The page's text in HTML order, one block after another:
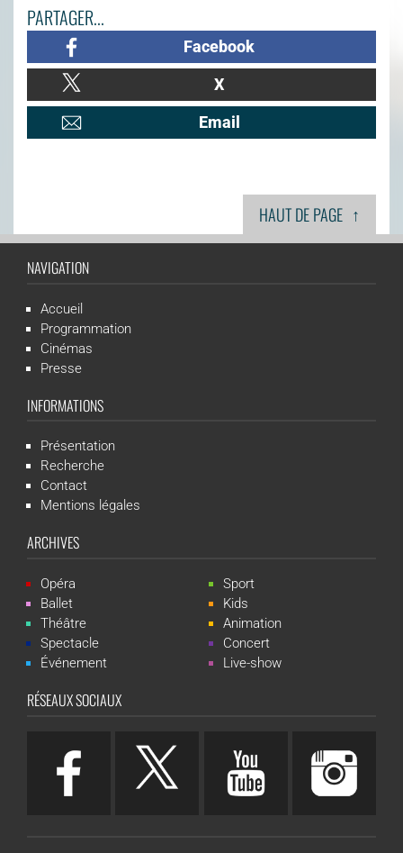
PARTAGER...
Facebook
X
Email
HAUT DE PAGE ↑
NAVIGATION
Accueil
Programmation
Cinémas
Presse
INFORMATIONS
Présentation
Recherche
Contact
Mentions légales
ARCHIVES
Opéra
Ballet
Théâtre
Spectacle
Événement
Sport
Kids
Animation
Concert
Live-show
RÉSEAUX SOCIAUX